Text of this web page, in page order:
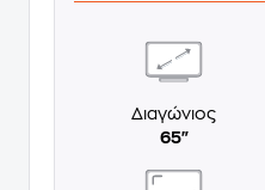
Διαγώνιος
65"